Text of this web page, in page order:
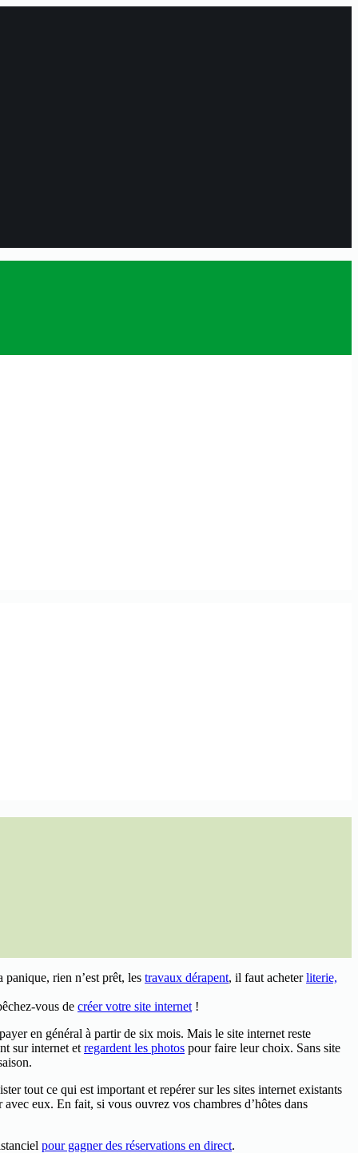
panique, rien n’est prêt, les travaux dérapent, il faut acheterliterie,
vous de créer votre site internet !
en général à partir de six mois. Mais le site internet reste
sur internet et regardent les photos pour faire leur choix. Sans site
tout ce qui est important et repérer sur les sites internet existants
eux. En fait, si vous ouvrez vos chambres d’hôtes dans
pour gagner des réservations en direct.